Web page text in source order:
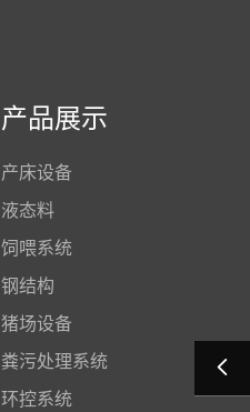
产品展示
产床设备
液态料
饲喂系统
钢结构
猪场设备
粪污处理系统
环控系统